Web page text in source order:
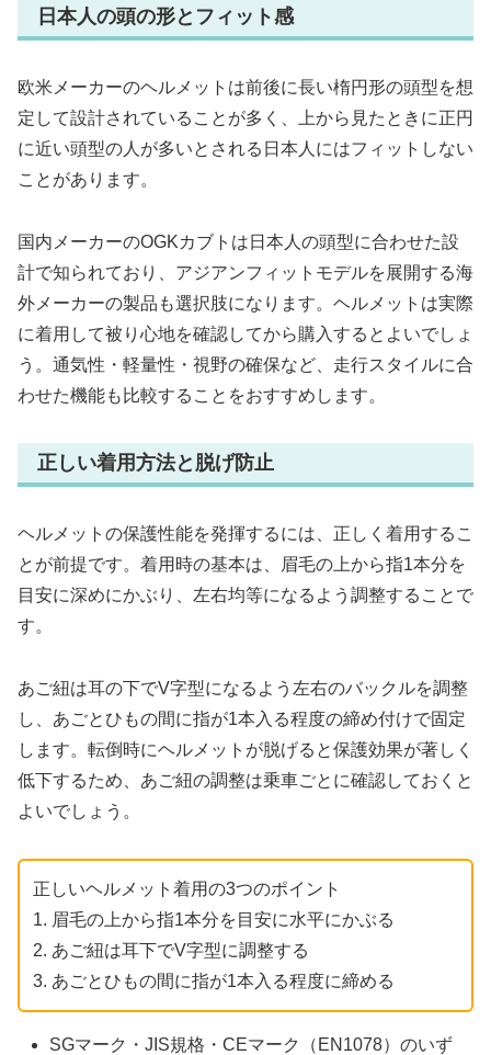
日本人の頭の形とフィット感
欧米メーカーのヘルメットは前後に長い楕円形の頭型を想
定して設計されていることが多く、上から見たときに正円
に近い頭型の人が多いとされる日本人にはフィットしない
ことがあります。
国内メーカーのOGKカブトは日本人の頭型に合わせた設
計で知られており、アジアンフィットモデルを展開する海
外メーカーの製品も選択肢になります。ヘルメットは実際
に着用して被り心地を確認してから購入するとよいでしょ
う。通気性・軽量性・視野の確保など、走行スタイルに合
わせた機能も比較することをおすすめします。
正しい着用方法と脱げ防止
ヘルメットの保護性能を発揮するには、正しく着用するこ
とが前提です。着用時の基本は、眉毛の上から指1本分を
目安に深めにかぶり、左右均等になるよう調整することで
す。
あご紐は耳の下でV字型になるよう左右のバックルを調整
し、あごとひもの間に指が1本入る程度の締め付けで固定
します。転倒時にヘルメットが脱げると保護効果が著しく
低下するため、あご紐の調整は乗車ごとに確認しておくと
よいでしょう。
正しいヘルメット着用の3つのポイント
1. 眉毛の上から指1本分を目安に水平にかぶる
2. あご紐は耳下でV字型に調整する
3. あごとひもの間に指が1本入る程度に締める
SGマーク・JIS規格・CEマーク（EN1078）のいず